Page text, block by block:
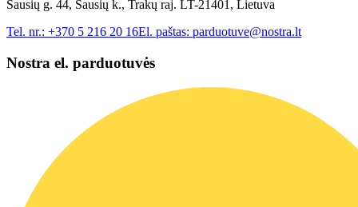
Sausių g. 44, Sausių k., Trakų raj. LT-21401, Lietuva
Tel. nr.: +370 5 216 20 16El. paštas: parduotuve@nostra.lt
Nostra el. parduotuvės